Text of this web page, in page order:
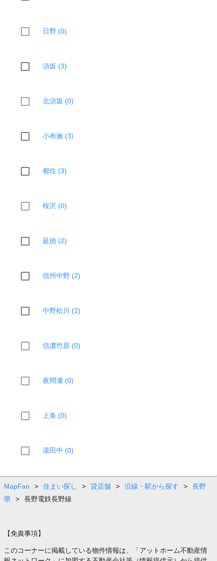
日野 (0)
須坂 (3)
北須坂 (0)
小布施 (3)
都住 (3)
桜沢 (0)
延徳 (2)
信州中野 (2)
中野松川 (2)
信濃竹原 (0)
夜間瀬 (0)
上条 (0)
湯田中 (0)
MapFan > 住まい探し > 貸店舗 > 沿線・駅から探す >
長野
県
> 長野電鉄長野線
【免責事項】
このコーナーに掲載している物件情報は、「アットホーム不動産情